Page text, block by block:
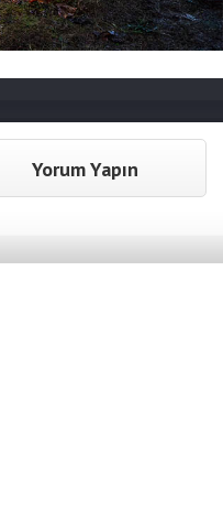
Yorum Yapın